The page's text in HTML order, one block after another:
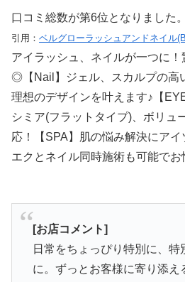
口コミ総数が第6位となりました。
引用： ベルグローラッシュアンドネイル
アイラッシュ、ネイルが一つに
◎【Nail】ジェル、スカルプの高
理想のデザインを叶えます♪【
シミア(フラットタイプ)、ボリュ
応！【SPA】肌の悩み解決にア
エクとネイル同時施術も可能で
[お店コメント]
日常をちょっぴり特別に、特
に。ずっとお客様に寄り添え